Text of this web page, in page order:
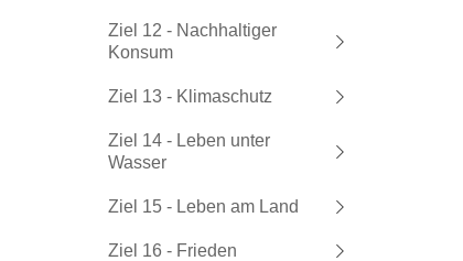
Ziel 12 - Nachhaltiger
Konsum
Ziel 13 - Klimaschutz
Ziel 14 - Leben unter
Wasser
Ziel 15 - Leben am Land
Ziel 16 - Frieden